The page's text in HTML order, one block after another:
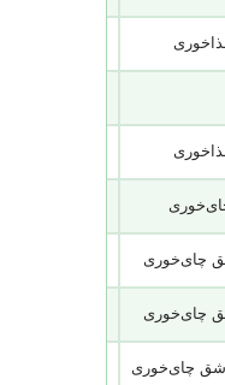
چای‌خوری
چای‌خوری